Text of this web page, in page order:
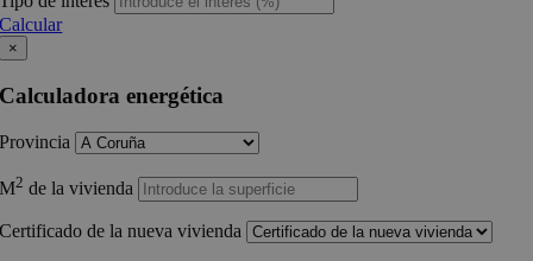
Calcular
×
Calculadora energética
Provincia
M2 de la vivienda
Certificado de la nueva vivienda